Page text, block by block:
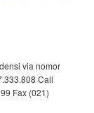
via nomor
Call
Fax (021)